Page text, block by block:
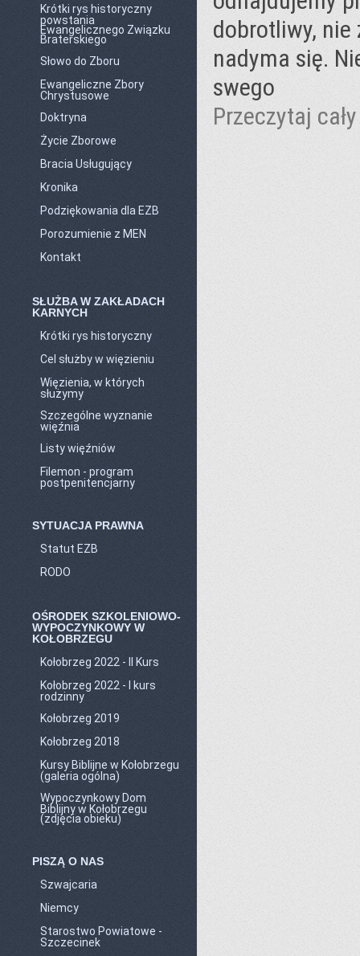
Krótki rys historyczny
powstania
Ewangelicznego Związku
Braterskiego
Słowo do Zboru
Ewangeliczne Zbory
Chrystusowe
Doktryna
Życie Zborowe
Bracia Usługujący
Kronika
Podziękowania dla EZB
Porozumienie z MEN
Kontakt
SŁUŻBA W ZAKŁADACH
KARNYCH
Krótki rys historyczny
Cel służby w więzieniu
Więzienia, w których
służymy
Szczególne wyznanie
więźnia
Listy więźniów
Filemon - program
postpenitencjarny
SYTUACJA PRAWNA
Statut EZB
RODO
OŚRODEK SZKOLENIOWO-
WYPOCZYNKOWY W
KOŁOBRZEGU
Kołobrzeg 2022 - II Kurs
Kołobrzeg 2022 - I kurs
rodzinny
Kołobrzeg 2019
Kołobrzeg 2018
Kursy Biblijne w Kołobrzegu
(galeria ogólna)
Wypoczynkowy Dom
Biblijny w Kołobrzegu
(zdjęcia obieku)
PISZĄ O NAS
Szwajcaria
Niemcy
Starostwo Powiatowe -
Szczecinek
dobrotliwy, nie
nadyma się.
swego
Przeczytaj